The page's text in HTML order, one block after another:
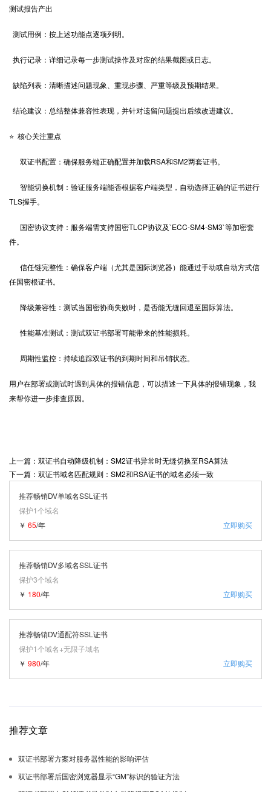
测试报告产出
测试用例：按上述功能点逐项列明。
执行记录：详细记录每一步测试操作及对应的结果截图或日志。
缺陷列表：清晰描述问题现象、重现步骤、严重等级及预期结果。
结论建议：总结整体兼容性表现，并针对遗留问题提出后续改进建议。
⭐ 核心关注重点
双证书配置：确保服务端正确配置并加载RSA和SM2两套证书。
智能切换机制：验证服务端能否根据客户端类型，自动选择正确的证书进行
TLS握手。
国密协议支持：服务端需支持国密TLCP协议及`ECC-SM4-SM3`等加密套
件。
信任链完整性：确保客户端（尤其是国际浏览器）能通过手动或自动方式信
任国密根证书。
降级兼容性：测试当国密协商失败时，是否能无缝回退至国际算法。
性能基准测试：测试双证书部署可能带来的性能损耗。
周期性监控：持续追踪双证书的到期时间和吊销状态。
用户在部署或测试时遇到具体的报错信息，可以描述一下具体的报错现象，我
来帮你进一步排查原因。
上一篇：双证书自动降级机制：SM2证书异常时无缝切换至RSA算法
下一篇：双证书域名匹配规则：SM2和RSA证书的域名必须一致
推荐畅销DV单域名SSL证书
保护1个域名
立即购买
￥ 65/年
推荐畅销DV多域名SSL证书
保护3个域名
立即购买
￥ 180/年
推荐畅销DV通配符SSL证书
保护1个域名+无限子域名
立即购买
￥ 980/年
推荐文章
双证书部署方案对服务器性能的影响评估
双证书部署后国密浏览器显示“GM”标识的验证方法